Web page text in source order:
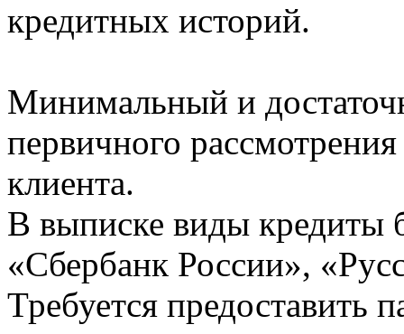
кредитных историй.
Минимальный и
первичного
клиента.
В выписке виды кредиты
«Сбербанк России»,
Требуется предоставить